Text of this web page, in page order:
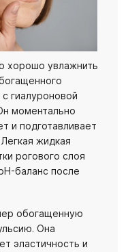
хорошо увлажнить
гиалуроновой
моментально
и подготавливает
жидкая
рогового слоя
баланс после
обогащенную
. Она
эластичность и